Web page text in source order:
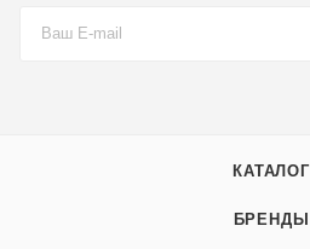
КАТАЛОГ
БРЕНДЫ